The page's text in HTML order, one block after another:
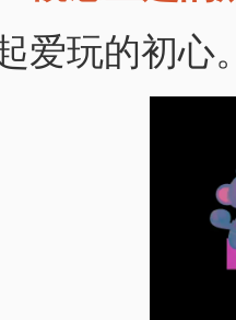
爱玩的初心